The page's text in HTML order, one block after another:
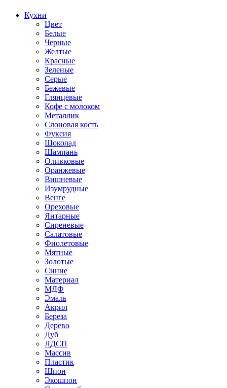
Кухни
Цвет
Белые
Черные
Желтые
Красные
Зеленые
Серые
Бежевые
Глянцевые
Кофе с молоком
Металлик
Слоновая кость
Фуксия
Шоколад
Шампань
Оливковые
Оранжевые
Вишневые
Изумрудные
Венге
Ореховые
Янтарные
Сиреневые
Салатовые
Фиолетовые
Мятные
Золотые
Синие
Материал
МДФ
Эмаль
Акрил
Береза
Дерево
Дуб
ЛДСП
Массив
Пластик
Шпон
Экошпон